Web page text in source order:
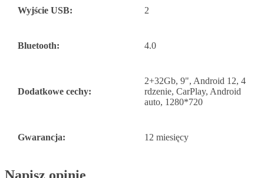
Wyjście USB: 2
Bluetooth: 4.0
Dodatkowe cechy:
2+32Gb, 9", Android 12, 4
rdzenie, CarPlay, Android
auto, 1280*720
Gwarancja: 12 miesięcy